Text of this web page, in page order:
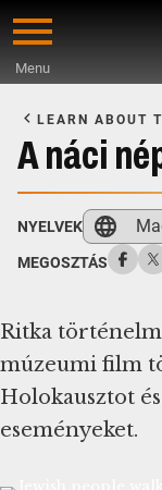
Skip
content
Menu
Main
Content
LEARN ABOUT
A náci
NYELVEK
MEGOSZTÁS
Ritka
múzeumi film
Holokausztot
eseményeket.